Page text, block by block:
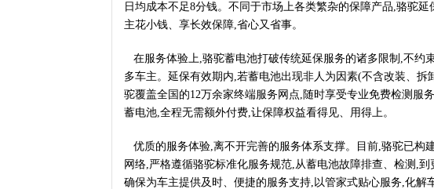
日均成本不足8分钱。不同于市场上各类繁杂的保障产品,骆驼
主花小钱、享长效保障,省心又省事。
在服务体验上,骆驼蓄电池打破传统延保服务的诸多限制,不约
多车主。延保有效期内,若蓄电池出现非人为因素(不含改装、
驼覆盖全国的12万余家终端服务网点,随时享受专业免费检测服
蓄电池,全程无需额外付费,让保障权益看得见、用得上。
优质的服务体验,离不开完善的服务体系支撑。目前,骆驼已构
网络,严格遵循骆驼标准化服务规范,从蓄电池故障排查、检测,
确保为车主提供及时、便捷的服务支持,以管家式贴心服务,化解